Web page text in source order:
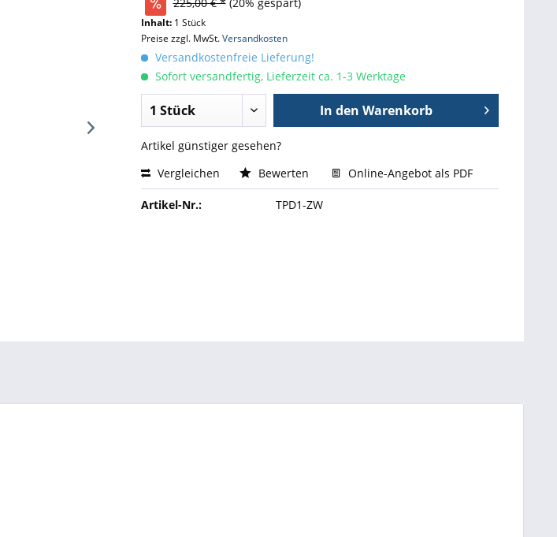
Inhalt: 1 Stück
Preise zzgl. MwSt.Versandkosten
Versandkostenfreie Lieferung!
Sofort versandfertig, Lieferzeit ca. 1-3 Werktage
In den Warenkorb
Artikel günstiger gesehen?
Vergleichen
Bewerten Online-Angebot als PDF
Artikel-Nr.: TPD1-ZW